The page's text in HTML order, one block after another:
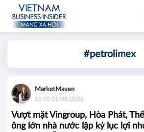
#petrolimex
MarketMaven
15:50 01/08/2026
Vượt mặt Vingroup, Hòa Phát,
ông lớn nhà nước lập kỷ lục lợi